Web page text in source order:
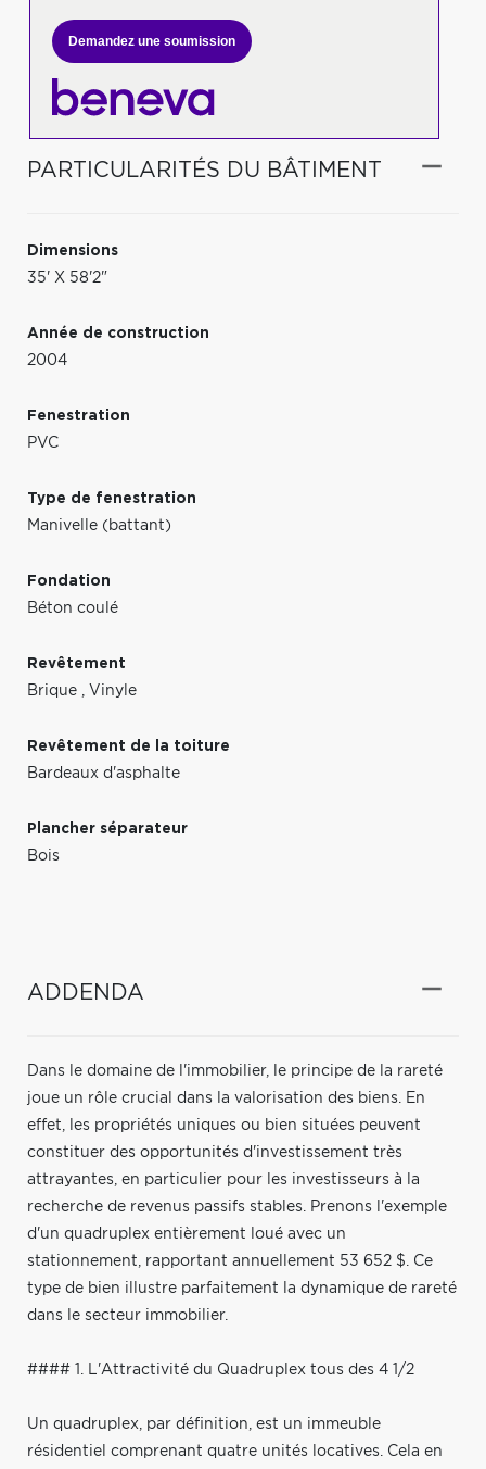
Demandez une soumission
PARTICULARITÉS DU BÂTIMENT
Dimensions
35' X 58'2"
Année de construction
2004
Fenestration
PVC
Type de fenestration
Manivelle (battant)
Fondation
Béton coulé
Revêtement
Brique , Vinyle
Revêtement de la toiture
Bardeaux d'asphalte
Plancher séparateur
Bois
ADDENDA
Dans le domaine de l'immobilier, le principe de la rareté
joue un rôle crucial dans la valorisation des biens. En
effet, les propriétés uniques ou bien situées peuvent
constituer des opportunités d'investissement très
attrayantes, en particulier pour les investisseurs à la
recherche de revenus passifs stables. Prenons l'exemple
d'un quadruplex entièrement loué avec un
stationnement, rapportant annuellement 53 652 $. Ce
type de bien illustre parfaitement la dynamique de rareté
dans le secteur immobilier.
#### 1. L'Attractivité du Quadruplex tous des 4 1/2
Un quadruplex, par définition, est un immeuble
résidentiel comprenant quatre unités locatives. Cela en